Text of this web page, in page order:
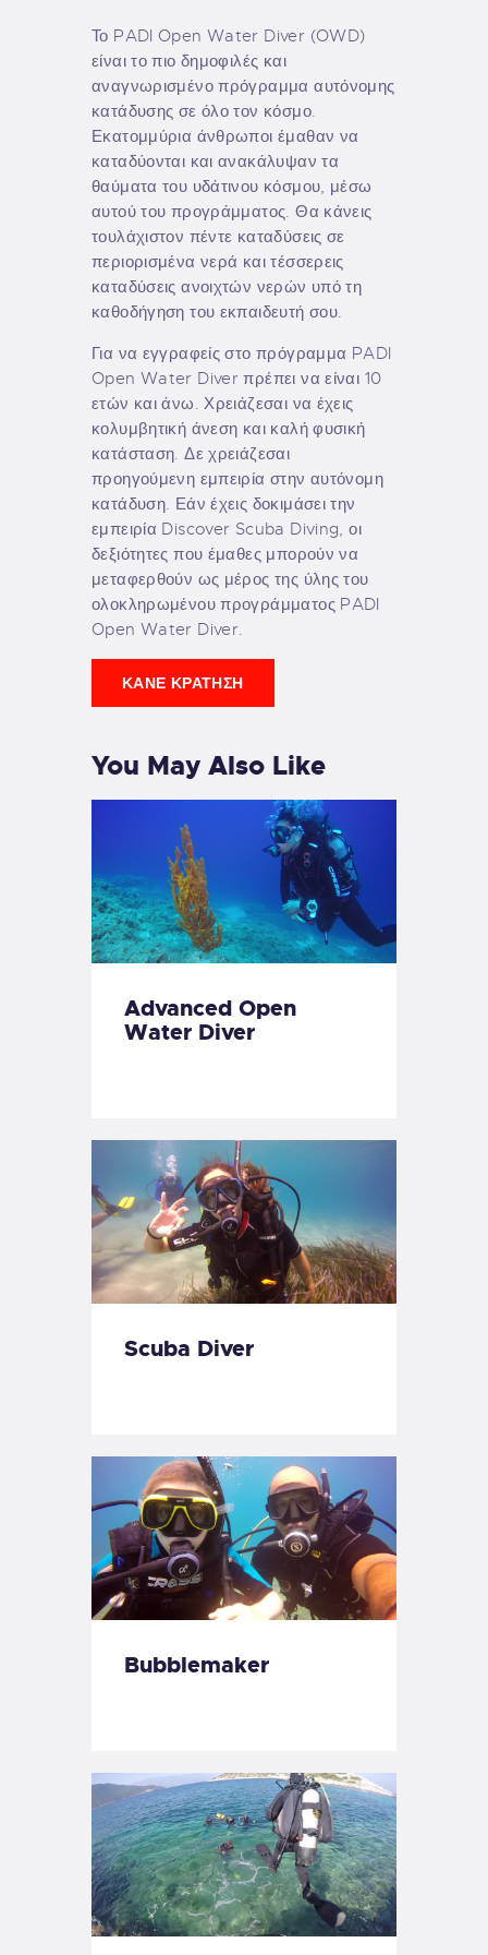
Το PADI Open Water Diver (OWD)
είναι το πιο δημοφιλές και
αναγνωρισμένο πρόγραμμα αυτόνομης
κατάδυσης σε όλο τον κόσμο.
Εκατομμύρια άνθρωποι έμαθαν να
καταδύονται και ανακάλυψαν τα
θαύματα του υδάτινου κόσμου, μέσω
αυτού του προγράμματος. Θα κάνεις
τουλάχιστον πέντε καταδύσεις σε
περιορισμένα νερά και τέσσερεις
καταδύσεις ανοιχτών νερών υπό τη
καθοδήγηση του εκπαιδευτή σου.
Για να εγγραφείς στο πρόγραμμα PADI
Open Water Diver πρέπει να είναι 10
ετών και άνω. Χρειάζεσαι να έχεις
κολυμβητική άνεση και καλή φυσική
κατάσταση. Δε χρειάζεσαι
προηγούμενη εμπειρία στην αυτόνομη
κατάδυση. Εάν έχεις δοκιμάσει την
εμπειρία Discover Scuba Diving, οι
δεξιότητες που έμαθες μπορούν να
μεταφερθούν ως μέρος της ύλης του
ολοκληρωμένου προγράμματος PADI
Open Water Diver.
ΚΆΝΕ ΚΡΆΤΗΣΗ
You May Also Like
Advanced Open
Water Diver
Scuba Diver
Bubblemaker